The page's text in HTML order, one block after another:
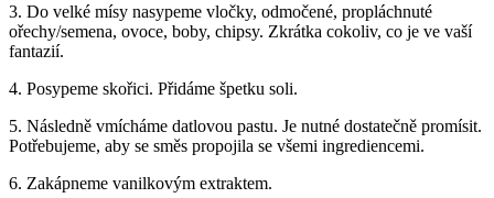
3. Do velké mísy nasypeme vločky, odmočené, propláchnuté
ořechy/semena, ovoce, boby, chipsy. Zkrátka cokoliv, co je ve vaší
fantazií.
4. Posypeme skořici. Přidáme špetku soli.
5. Následně vmícháme datlovou pastu. Je nutné dostatečně promísit.
Potřebujeme, aby se směs propojila se všemi ingrediencemi.
6. Zakápneme vanilkovým extraktem.